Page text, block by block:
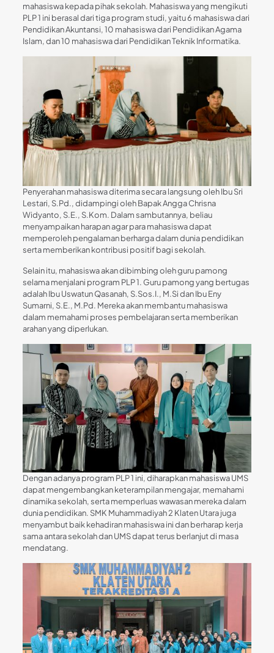
mahasiswa kepada pihak sekolah. Mahasiswa yang mengikuti
PLP 1 ini berasal dari tiga program studi, yaitu 6 mahasiswa dari
Pendidikan Akuntansi, 10 mahasiswa dari Pendidikan Agama
Islam, dan 10 mahasiswa dari Pendidikan Teknik Informatika.
Penyerahan mahasiswa diterima secara langsung oleh Ibu Sri
Lestari, S.Pd., didampingi oleh Bapak Angga Chrisna
Widyanto, S.E., S.Kom. Dalam sambutannya, beliau
menyampaikan harapan agar para mahasiswa dapat
memperoleh pengalaman berharga dalam dunia pendidikan
serta memberikan kontribusi positif bagi sekolah.
Selain itu, mahasiswa akan dibimbing oleh guru pamong
selama menjalani program PLP 1. Guru pamong yang bertugas
adalah Ibu Uswatun Qasanah, S.Sos.I., M.Si dan Ibu Eny
Sumarni, S.E., M.Pd. Mereka akan membantu mahasiswa
dalam memahami proses pembelajaran serta memberikan
arahan yang diperlukan.
Dengan adanya program PLP 1 ini, diharapkan mahasiswa UMS
dapat mengembangkan keterampilan mengajar, memahami
dinamika sekolah, serta memperluas wawasan mereka dalam
dunia pendidikan. SMK Muhammadiyah 2 Klaten Utara juga
menyambut baik kehadiran mahasiswa ini dan berharap kerja
sama antara sekolah dan UMS dapat terus berlanjut di masa
mendatang.